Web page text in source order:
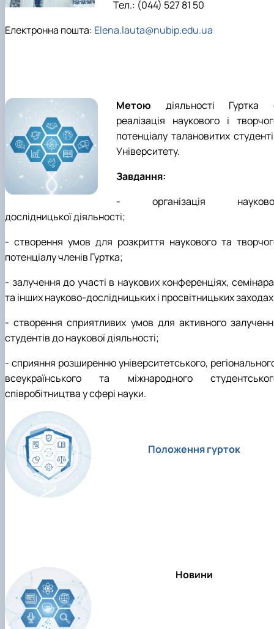
клуб»
міжособистісної та міжгрупової комунікаці…
Тел.: (044) 527 81 50
Електронна пошта: Elena.lauta@nubip.edu.ua
Метою діяльності Гуртка
реалізація наукового і
потенціалу талановитих
Університету.
Завдання:
- організація
дослідницької діяльності;
- створення умов для розкриття наукового та
потенціалу членів Гуртка;
- залучення до участі в наукових конференціях,
та інших науково-дослідницьких і просвітницьких
- створення сприятливих умов для активного
студентів до наукової діяльності;
- сприяння розширенню університетського,
всеукраїнського та міжнародного
співробітництва у сфері науки.
Положення гурток
Новини